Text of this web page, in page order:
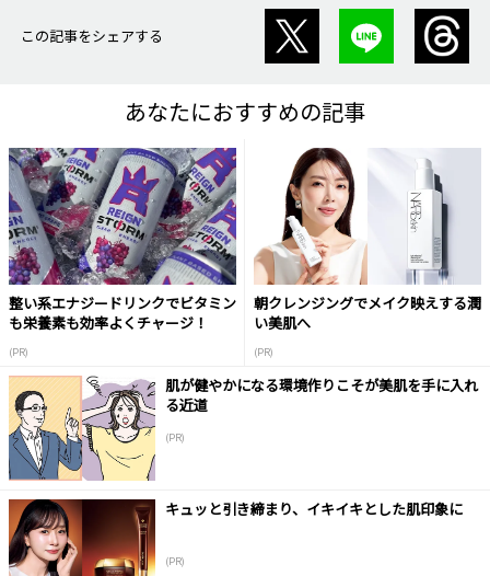
この記事をシェアする
あなたにおすすめの記事
整い系エナジードリンクでビタミン
も栄養素も効率よくチャージ！
(PR)
朝クレンジングでメイク映えする潤
い美肌へ
(PR)
肌が健やかになる環境作りこそが美肌を手に入れ
る近道
(PR)
キュッと引き締まり、イキイキとした肌印象に
(PR)